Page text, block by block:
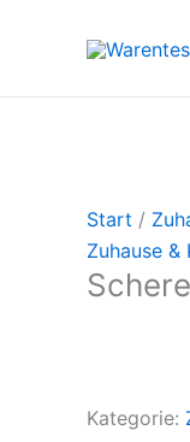
Start /
Zuhause &
Kategorie: